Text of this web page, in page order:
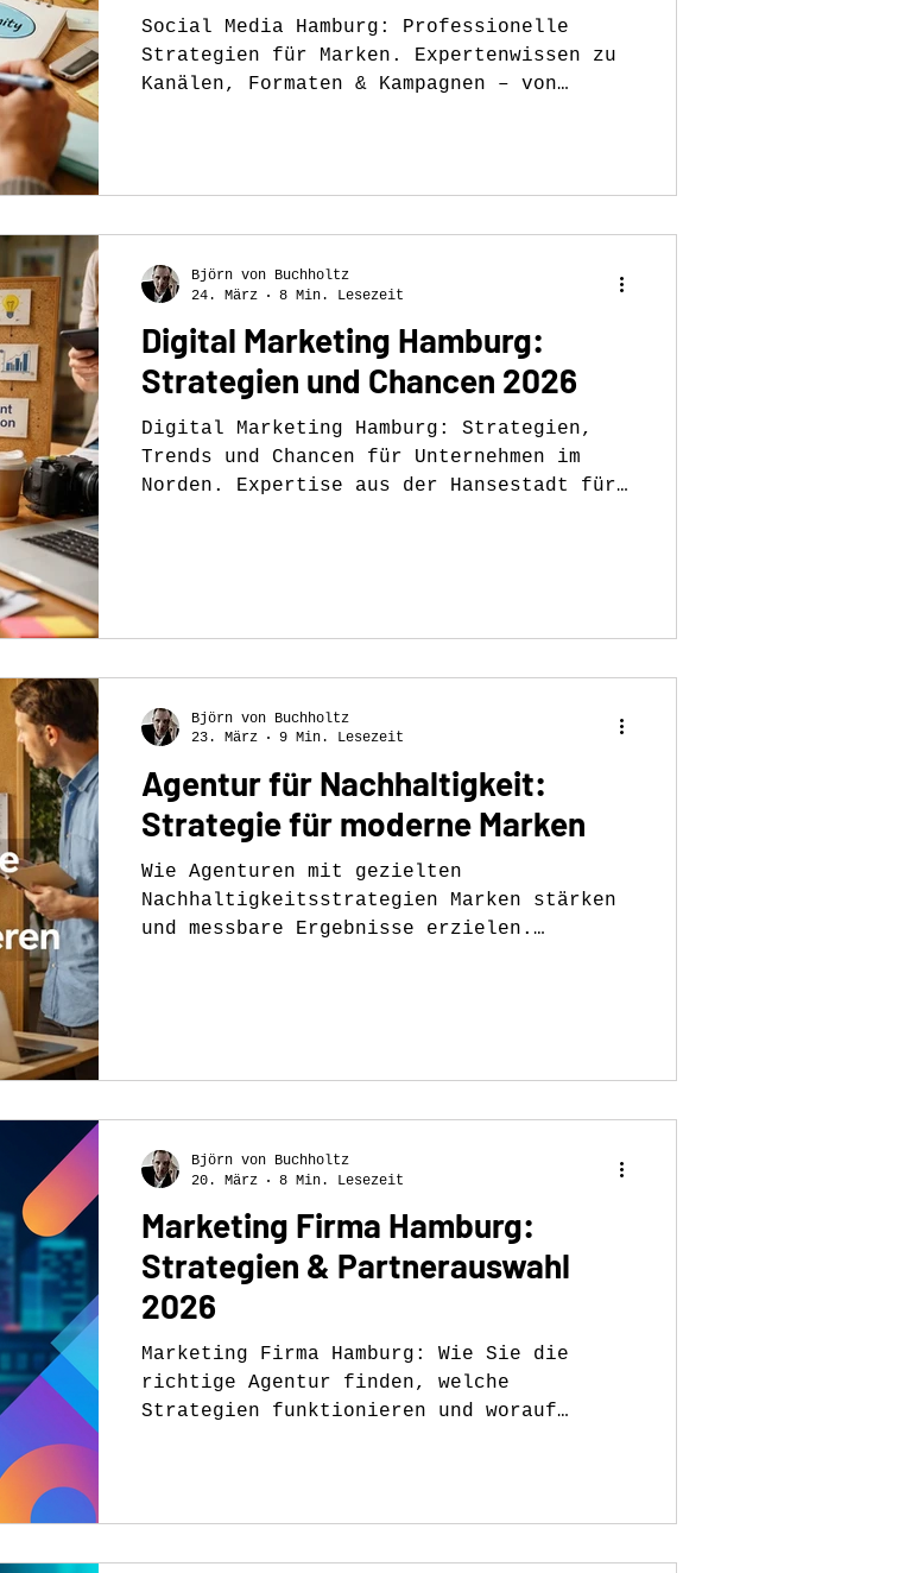
Social Media Hamburg: Professionelle
Strategien für Marken. Expertenwissen zu
Kanälen, Formaten & Kampagnen – von
Digital Marketing Hamburg:
Strategien und Chancen 2026
Digital Marketing Hamburg: Strategien,
Trends und Chancen für Unternehmen im
Norden. Expertise aus der Hansestadt für
Björn von Buchholtz
24. März
8 Min. Lesezeit
Agentur für Nachhaltigkeit:
Strategie für moderne Marken
Wie Agenturen mit gezielten
Nachhaltigkeitsstrategien Marken stärken
und messbare Ergebnisse erzielen.
Björn von Buchholtz
23. März
9 Min. Lesezeit
Marketing Firma Hamburg:
Strategien & Partnerauswahl
2026
Marketing Firma Hamburg: Wie Sie die
richtige Agentur finden, welche
Strategien funktionieren und worauf
Björn von Buchholtz
20. März
8 Min. Lesezeit